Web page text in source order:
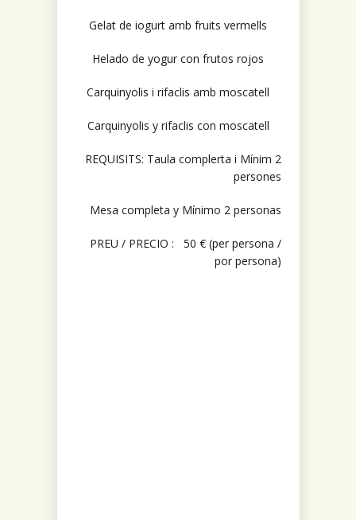
Gelat de iogurt amb fruits vermells
Helado de yogur con frutos rojos
Carquinyolis i rifaclis amb moscatell
Carquinyolis y rifaclis con moscatell
REQUISITS: Taula complerta i Mínim 2
persones
Mesa completa y Mínimo 2 personas
PREU / PRECIO : 50 € (per persona /
por persona)